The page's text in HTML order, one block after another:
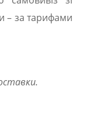
– за тарифами